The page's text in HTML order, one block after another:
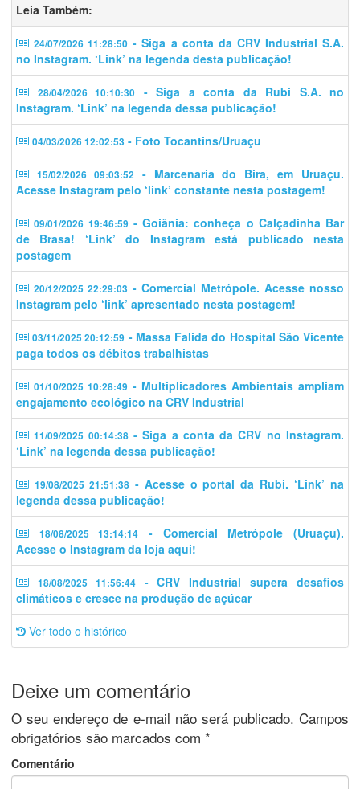
Leia Também:
24/07/2026 11:28:50 - Siga a conta da CRV Industrial S.A.
no Instagram. ‘Link’ na legenda desta publicação!
28/04/2026 10:10:30 - Siga a conta da Rubi S.A. no
Instagram. ‘Link’ na legenda dessa publicação!
04/03/2026 12:02:53 - Foto Tocantins/Uruaçu
15/02/2026 09:03:52
- Marcenaria do Bira, em Uruaçu.
Acesse Instagram pelo ‘link’ constante nesta postagem!
09/01/2026 19:46:59 - Goiânia: conheça o Calçadinha Bar
de Brasa! ‘Link’ do Instagram está publicado nesta
postagem
20/12/2025 22:29:03 - Comercial Metrópole. Acesse nosso
Instagram pelo ‘link’ apresentado nesta postagem!
03/11/2025 20:12:59 - Massa Falida do Hospital São Vicente
paga todos os débitos trabalhistas
01/10/2025 10:28:49 - Multiplicadores Ambientais ampliam
engajamento ecológico na CRV Industrial
11/09/2025 00:14:38- Siga a conta da CRV no Instagram.
‘Link’ na legenda dessa publicação!
19/08/2025 21:51:38- Acesse o portal da Rubi. ‘Link’ na
legenda dessa publicação!
18/08/2025 13:14:14
- Comercial Metrópole (Uruaçu).
Acesse o Instagram da loja aqui!
18/08/2025 11:56:44- CRV Industrial supera desafios
climáticos e cresce na produção de açúcar
Ver todo o histórico
Deixe um comentário
O seu endereço de e-mail não será publicado. Campos
obrigatórios são marcados com *
Comentário